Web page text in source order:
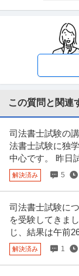
経理（財務会計
／平均年齢30代
年収300万円〜
ア ※会員属性などに
中野／現場品質検
土日祝／”ホワイ
株式会社レオパレス21
新着 正社員 交通
年収579万円〜
株式会社レオパレス
残業10h程度｜土日祝
総務 ／ 総務人事
株式会社ダイケンホ
この質問と関連
司法書士試験の
法書士試験に独
中心です。 昨日
解決済み 5
司法書士試験に
を受験してきま
じ、結果は午前
ん。
解決済み 1